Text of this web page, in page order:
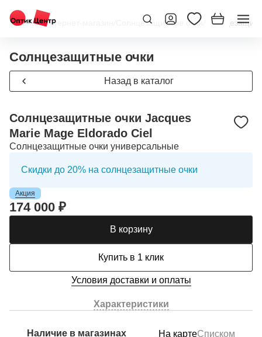
Главная/Интернет-магазин Солнцезащитные очки
Солнцезащитные очки
Назад в каталог
Солнцезащитные очки Jacques
Marie Mage Eldorado Ciel
Солнцезащитные очки универсальные
Скидки до 20% на солнцезащитные очки
Акция
174 000 ₽
В корзину
Купить в 1 клик
Условия доставки и оплаты
Характеристики
Наличие в магазинах На картеСписком